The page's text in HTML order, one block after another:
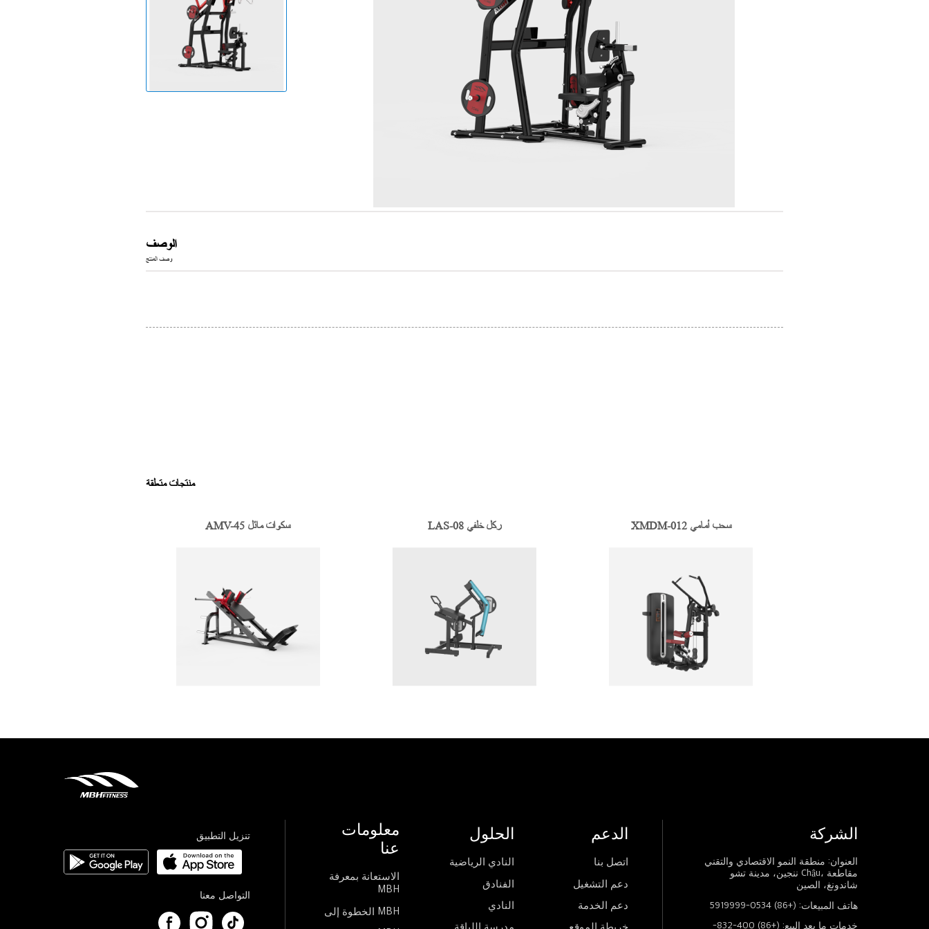
سلسلةAMV
الوصف
وصف المنتج
منتجات متعلقة
AMV-45 سكوات مائل LAS-08 ركل خلفي XMDM-012 سحب أمامي
تنزيل التطبيق
التواصل معنا
معلومات
عنا
الاستعانة بمعرفة
MBH
الخطوة إلى MBH
الحلول
النادي الرياضية
الفنادق
النادي
مدرسة اللياقة
الدعم
اتصل بنا
دعم التشغيل
دعم الخدمة
خريطة الموقع
الشركة
العنوان: منطقة النمو الاقتصادي والتقني
ننجين، مدينة تشو Châu، مقاطعة
شاندونغ، الصين
هاتف المبيعات: (+86) 0534-5919999
خدمات ما بعد البيع: (+86) 400-832-